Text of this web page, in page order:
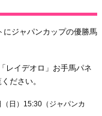
にジャパンカップの優勝馬
レイデオロ」お手馬パネ
ださい。
日）15:30（ジャパンカ